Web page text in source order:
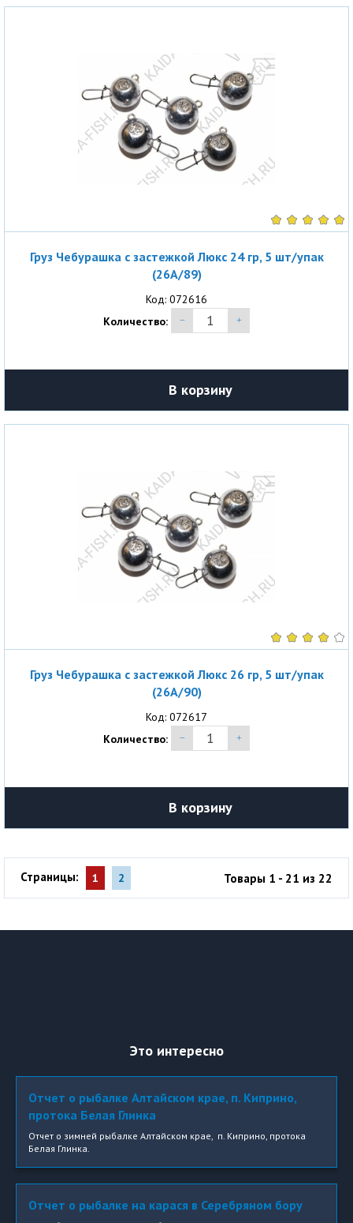
Груз Чебурашка с застежкой Люкс 24 гр, 5 шт/упак
(26A/89)
Код: 072616
Количество:
В корзину
Груз Чебурашка с застежкой Люкс 26 гр, 5 шт/упак
(26A/90)
Код: 072617
Количество:
В корзину
Страницы: 1 2 Товары 1 - 21 из 22
Это интересно
Отчет о рыбалке Алтайском крае, п. Киприно,
протока Белая Глинка
Отчет о зимней рыбалке Алтайском крае, п. Киприно, протока
Белая Глинка.
Отчет о рыбалке на карася в Серебряном бору